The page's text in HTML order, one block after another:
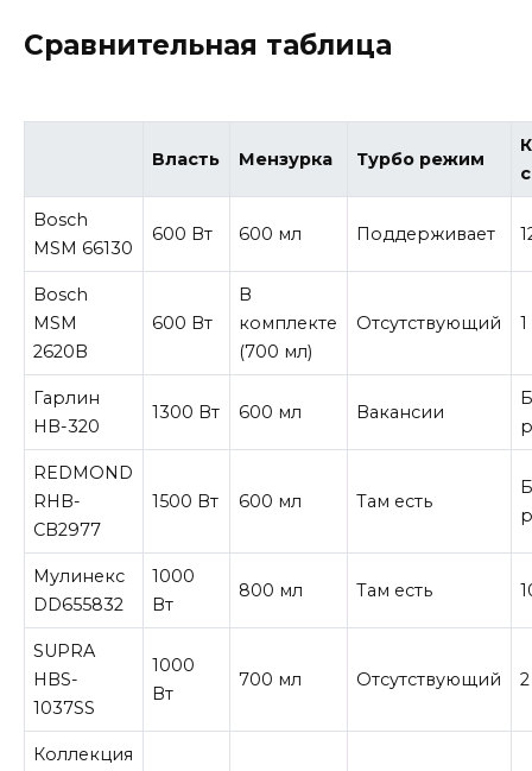
Сравнительная таблица
Власть Мензурка Турбо режим
Bosch
MSM 66130
600 Вт 600 мл Поддерживает
Bosch
MSM
2620B
600 Вт
В
комплекте
(700 мл)
Отсутствующий 1
Гарлин
HB-320
1300 Вт 600 мл Вакансии
REDMOND
RHB-
CB2977
1500 Вт 600 мл Там есть
Мулинекс
DD655832
1000
Вт
800 мл Там есть
SUPRA
HBS-
1037SS
1000
Вт
700 мл Отсутствующий 2
Коллекция